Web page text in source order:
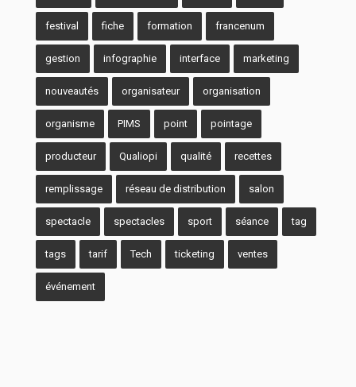
festival fiche formation francenum
gestion infographie interface marketing
nouveautés organisateur organisation
organisme PIMS point pointage
producteur Qualiopi qualité recettes
remplissage réseau de distribution salon
spectacle spectacles sport séance tag
tags tarif Tech ticketing ventes
événement